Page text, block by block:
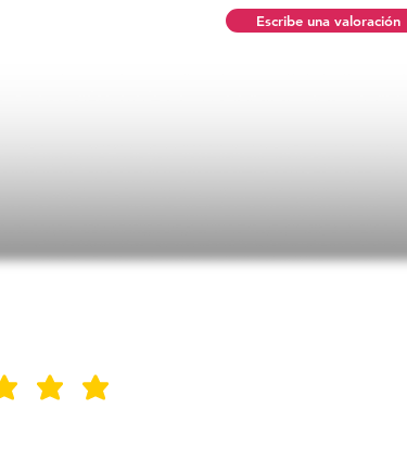
Escribe una valoración
la calificación promedio es 5 de 5